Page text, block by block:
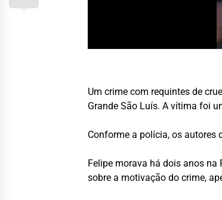
Um crime com requintes de
Grande São Luís. A vítima foi
Conforme a polícia, os autores
Felipe morava há dois anos
sobre a motivação do crime,